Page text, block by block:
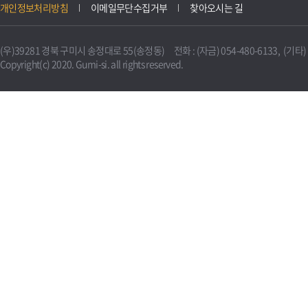
개인정보처리방침 이메일무단수집거부 찾아오시는 길
(우)39281 경북 구미시 송정대로 55(송정동) 전화 : (자금) 054-480-6133, (기타
Copyright(c) 2020. Gumi-si. all rights reserved.